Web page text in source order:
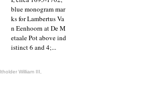
blue monogram mar
ks for Lambertus Va
n Eenhoorn at De M
etaale Pot above ind
istinct 6 and 4;...
William III